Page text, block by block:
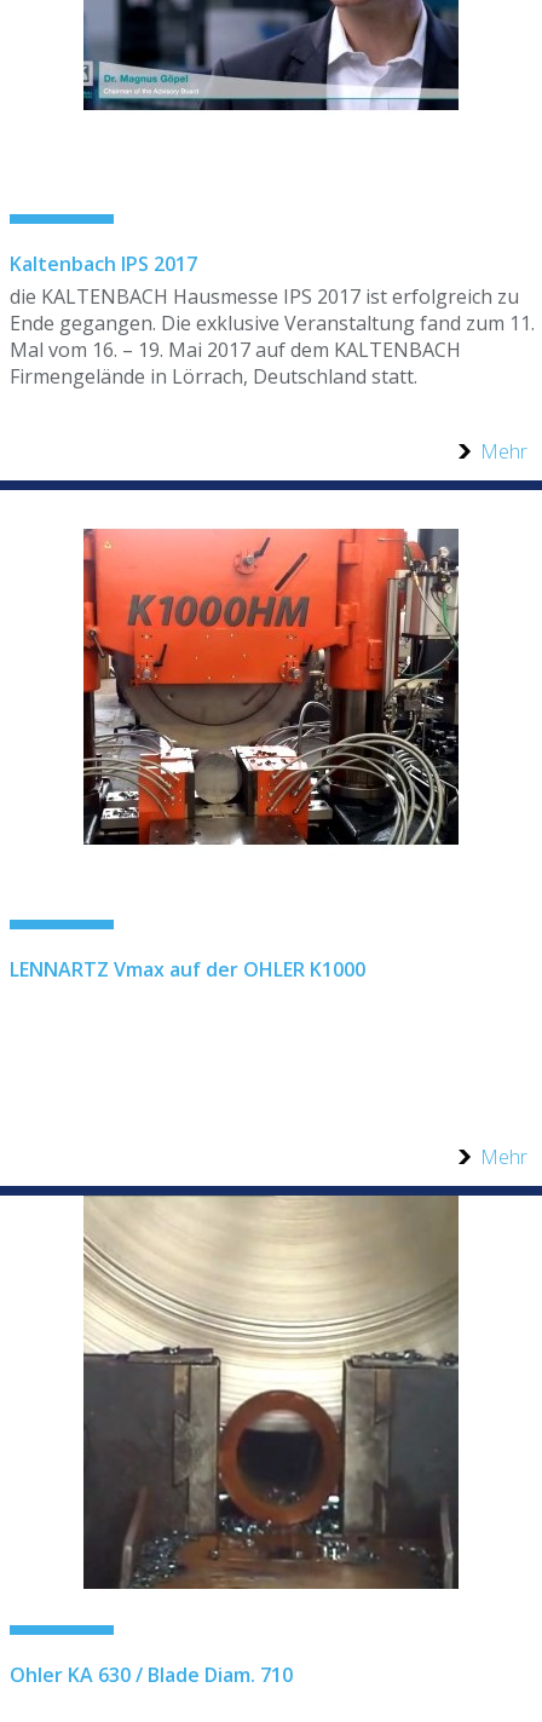
Kaltenbach IPS 2017
die KALTENBACH Hausmesse IPS 2017 ist erfolgreich zu
Ende gegangen. Die exklusive Veranstaltung fand zum 11.
Mal vom 16. – 19. Mai 2017 auf dem KALTENBACH
Firmengelände in Lörrach, Deutschland statt.
Mehr
LENNARTZ Vmax auf der OHLER K1000
Mehr
Ohler KA 630 / Blade Diam. 710